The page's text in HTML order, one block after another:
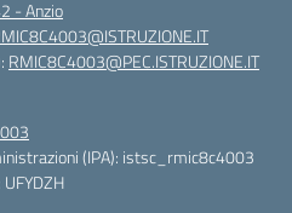
- Anzio
RMIC8C4003@PEC.ISTRUZIONE.IT
(IPA): istsc_rmic8c4003